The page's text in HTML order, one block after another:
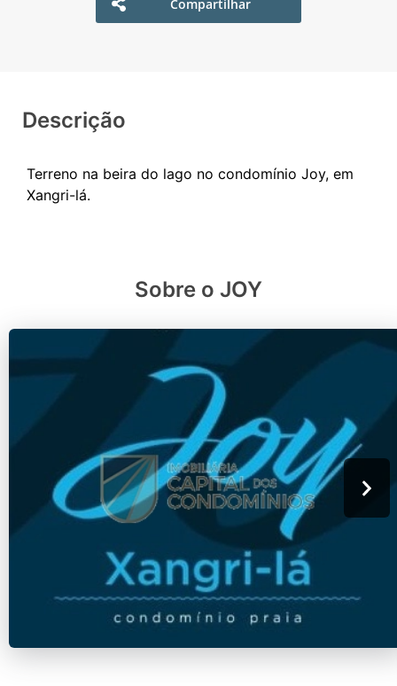
Compartilhar
Descrição
Terreno na beira do lago no condomínio Joy, em
Sobre o JOY